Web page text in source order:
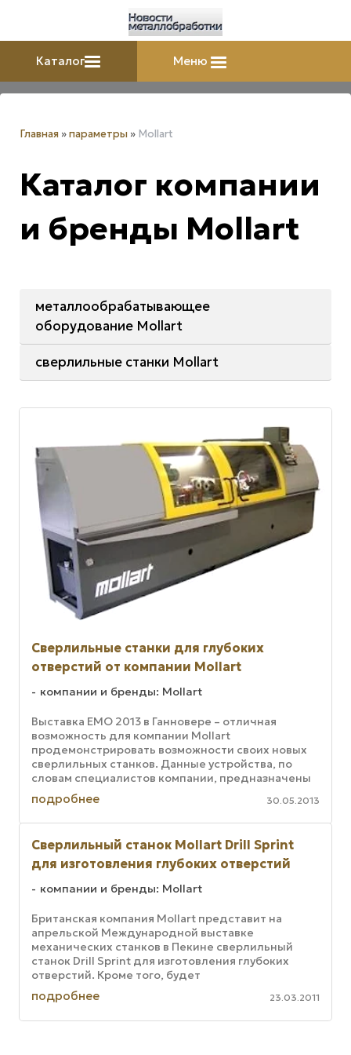
Каталог Меню
Главная »параметры » Mollart
Каталог компании
и бренды Mollart
металлообрабатывающее
оборудование Mollart
сверлильные станки Mollart
Сверлильные станки для глубоких
отверстий от компании Mollart
компании и бренды: Mollart
Выставка EMO 2013 в Ганновере – отличная
возможность для компании Mollart
продемонстрировать возможности своих новых
сверлильных станков. Данные устройства, по
словам специалистов компании, предназначены
для сверления глубоких отверстий высокой ...
подробнее 30.05.2013
Сверлильный станок Mollart Drill Sprint
для изготовления глубоких отверстий
компании и бренды: Mollart
Британская компания Mollart представит на
апрельской Международной выставке
механических станков в Пекине сверлильный
станок Drill Sprint для изготовления глубоких
отверстий. Кроме того, будет
продемонстрирован целый ряд приспособлений,
которые ...
подробнее 23.03.2011